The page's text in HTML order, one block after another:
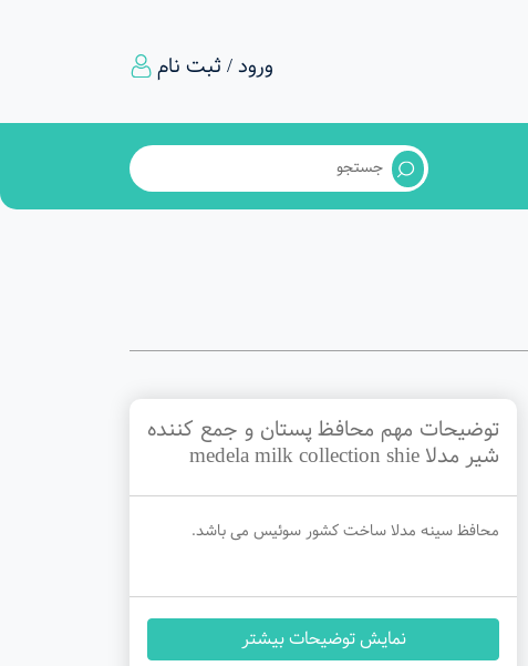
ورود / ثبت نام
توضیحات مهم محافظ پستان و جمع کننده
شیر مدلا medela milk collection shie
محافظ سینه مدلا ساخت کشور سوئیس می باشد.
نمایش توضیحات بیشتر